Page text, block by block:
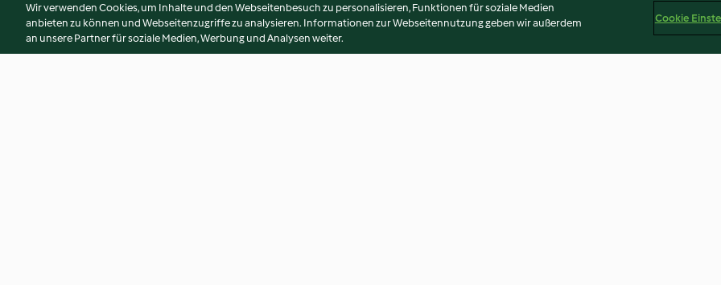
Wir verwenden Cookies, um Inhalte und den Webseitenbesuch zu personalisieren, Funktionen für soziale Medien
anbieten zu können und Webseitenzugriffe zu analysieren. Informationen zur Webseitennutzung geben wir außerdem
an unsere Partner für soziale Medien, Werbung und Analysen weiter.
Cookie